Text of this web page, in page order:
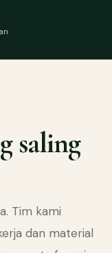
saling
Tim kami
dan material